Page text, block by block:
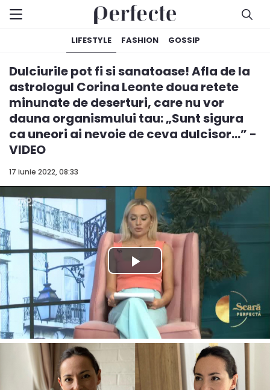
LIFESTYLE FASHION GOSSIP
17 iunie 2022, 08:33
Dulciurile pot fi si sanatoase! Afla de la
astrologul Corina Leonte doua retete
minunate de deserturi, care nu vor
dauna organismului tau: „Sunt sigura
ca uneori ai nevoie de ceva dulcisor...” -
VIDEO